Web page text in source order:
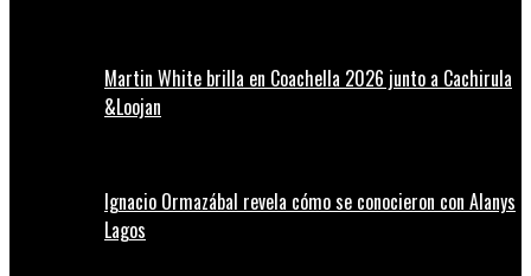
Martin White brilla en Coachella 2026 junto a Cachirula
&Loojan
Ignacio Ormazábal revela cómo se conocieron con Alanys
Lagos